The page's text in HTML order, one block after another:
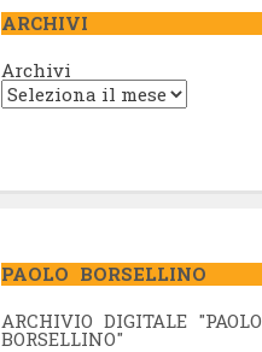
ARCHIVI
Archivi
PAOLO BORSELLINO
ARCHIVIO DIGITALE "PAOLO
BORSELLINO"